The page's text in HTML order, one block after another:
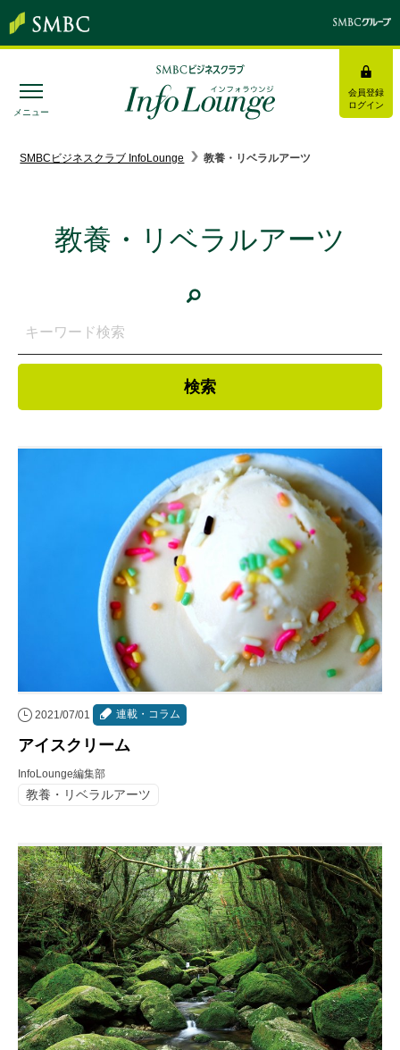
メニュー
会員登録
ログイン
みんなの研修
トピックス＆インフォメーション
お役立ち情報
連載・コラム
イベント・セミナー
プライバシーポリシー
本サイトのご利用にあたって
お問い合わせ
運営会社
SMBCビジネスクラブ InfoLounge 教養・リベラルアーツ
教養・リベラルアーツ
2021/07/01 連載・コラム
アイスクリーム
InfoLounge編集部
教養・リベラルアーツ